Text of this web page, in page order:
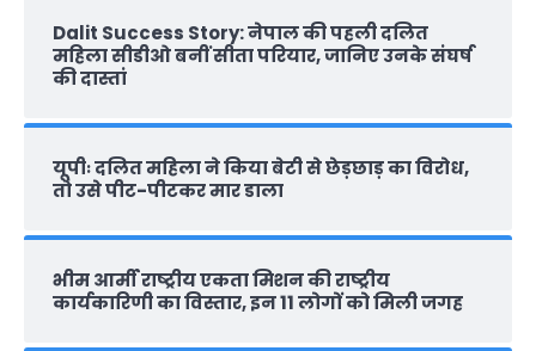
Dalit Success Story: नेपाल की पहली दलित
महिला सीडीओ बनीं सीता परियार, जानिए उनके संघर्ष
की दास्‍तां
यूपीः दलित महिला ने किया बेटी से छेड़छाड़ का विरोध,
तो उसे पीट-पीटकर मार डाला
भीम आर्मी राष्‍ट्रीय एकता मिशन की राष्‍ट्रीय
कार्यकारिणी का विस्तार, इन 11 लोगों को मिली जगह